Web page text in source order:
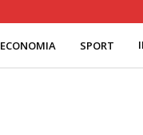
ECONOMIA SPORT